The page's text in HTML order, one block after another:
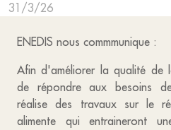
31/3/26
ENEDIS nous commmunique :
Afin d'améliorer la qualité de
de répondre aux besoins
réalise des travaux sur le
alimente qui entraineront